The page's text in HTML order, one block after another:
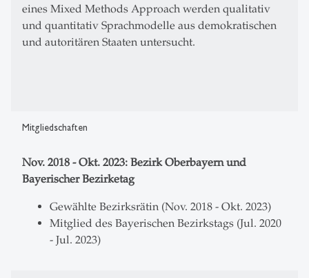
eines Mixed Methods Approach werden qualitativ
und quantitativ Sprachmodelle aus demokratischen
und autoritären Staaten untersucht.
Mitgliedschaften
Nov. 2018 - Okt. 2023: Bezirk Oberbayern und
Bayerischer Bezirketag
Gewählte Bezirksrätin (Nov. 2018 - Okt. 2023)
Mitglied des Bayerischen Bezirkstags (Jul. 2020
- Jul. 2023)